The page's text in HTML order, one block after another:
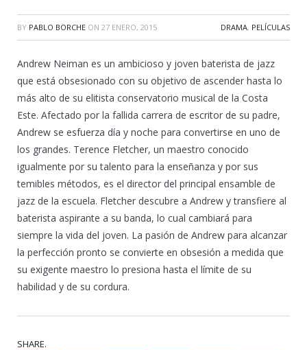
BY PABLO BORCHE ON 27 ENERO, 2015 DRAMA, PELÍCULAS
Andrew Neiman es un ambicioso y joven baterista de jazz
que está obsesionado con su objetivo de ascender hasta lo
más alto de su elitista conservatorio musical de la Costa
Este. Afectado por la fallida carrera de escritor de su padre,
Andrew se esfuerza día y noche para convertirse en uno de
los grandes. Terence Fletcher, un maestro conocido
igualmente por su talento para la enseñanza y por sus
temibles métodos, es el director del principal ensamble de
jazz de la escuela. Fletcher descubre a Andrew y transfiere al
baterista aspirante a su banda, lo cual cambiará para
siempre la vida del joven. La pasión de Andrew para alcanzar
la perfección pronto se convierte en obsesión a medida que
su exigente maestro lo presiona hasta el límite de su
habilidad y de su cordura.
SHARE.